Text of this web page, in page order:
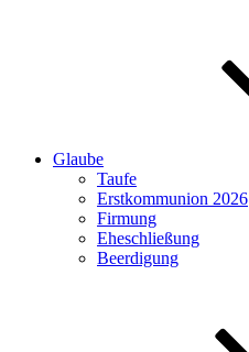
Glaube
Taufe
Erstkommunion 2026
Firmung
Eheschließung
Beerdigung